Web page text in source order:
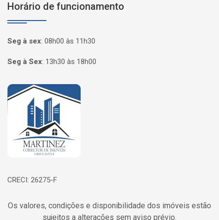
Horário de funcionamento
Seg à sex: 08h00 às 11h30
Seg à Sex: 13h30 às 18h00
Página inicial
CRECI: 26275-F
Os valores, condições e disponibilidade dos imóveis estão
sujeitos a alterações sem aviso prévio.